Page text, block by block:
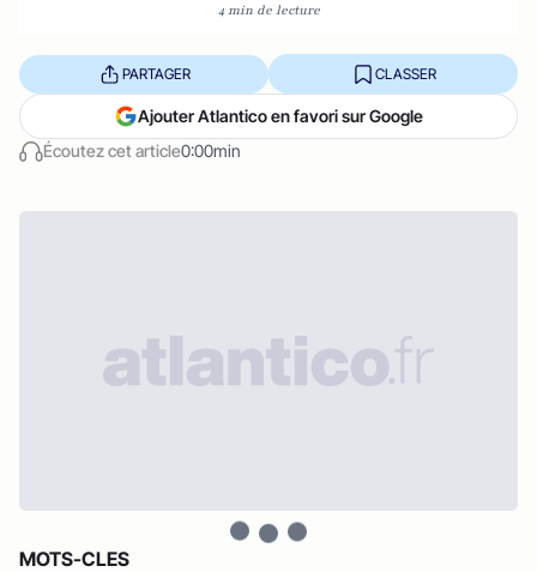
4 min de lecture
Écoutez cet article0:00min
PARTAGER CLASSER
Ajouter Atlantico en favori sur Google
MOTS-CLES